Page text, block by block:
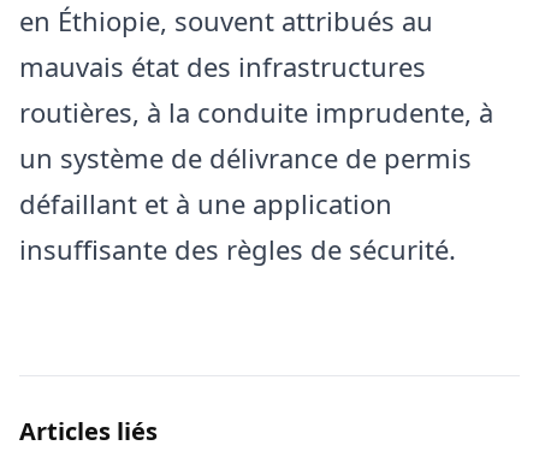
en Éthiopie, souvent attribués au
mauvais état des infrastructures
routières, à la conduite imprudente, à
un système de délivrance de permis
défaillant et à une application
insuffisante des règles de sécurité.
Articles liés